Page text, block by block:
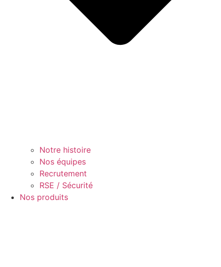
Notre histoire
Nos équipes
Recrutement
RSE / Sécurité
Nos produits